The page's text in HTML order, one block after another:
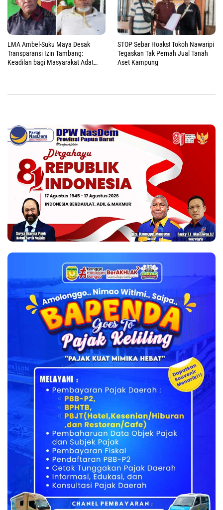
LMA Ambel-Suku Maya Desak
Transparansi Izin Tambang:
Keadilan bagi Masyarakat Adat
STOP Sebar Hoaks! Tokoh Nawaripi
Tegaskan Tak Pernah Jual Tanah
Aset Kampung